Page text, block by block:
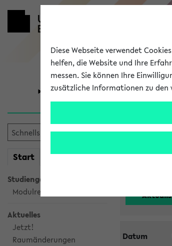
Universität
Start meineKVV
Studiengangsauswahl
Modulrecherche
Aktuelles
Jetzt!
Raumänderungen
Alle
Datum
Diese Webseite verwendet
helfen, die Website und Ihre
messen. Sie können Ihre
zusätzliche Informationen zu den